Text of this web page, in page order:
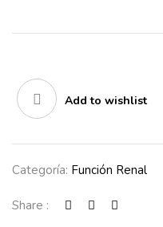
Add to wishlist
Categoría: Función Renal
Share :